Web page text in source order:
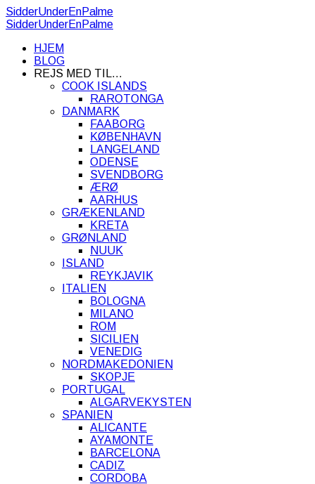
SidderUnderEnPalme
SidderUnderEnPalme
HJEM
BLOG
REJS MED TIL…
COOK ISLANDS
RAROTONGA
DANMARK
FAABORG
KØBENHAVN
LANGELAND
ODENSE
SVENDBORG
ÆRØ
AARHUS
GRÆKENLAND
KRETA
GRØNLAND
NUUK
ISLAND
REYKJAVIK
ITALIEN
BOLOGNA
MILANO
ROM
SICILIEN
VENEDIG
NORDMAKEDONIEN
SKOPJE
PORTUGAL
ALGARVEKYSTEN
SPANIEN
ALICANTE
AYAMONTE
BARCELONA
CADIZ
CORDOBA